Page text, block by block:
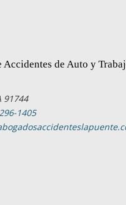
Accidentes de Auto y
91744
1405